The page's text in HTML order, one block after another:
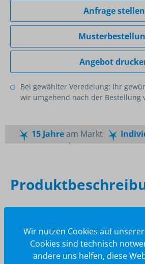
Anfrage stellen
Angebot
Bei gewählter Veredelung: Ihr
wir umgehend nach der Bestellung
15 Jahream Markt
Schmink stick
Wir nutzen Cookies auf
Cookies sind technisch
andere uns helfen, diese